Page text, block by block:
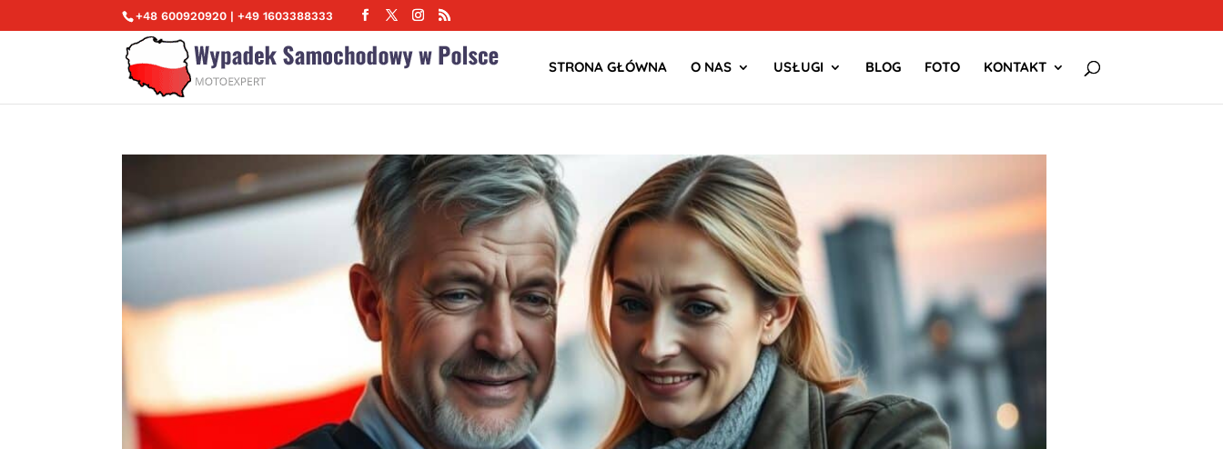
+48 600920920 | +49 1603388333
STRONA GŁÓWNA O NAS USŁUGI BLOG FOTO KONTAKT